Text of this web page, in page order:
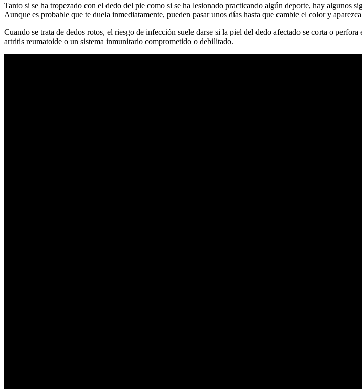
Tanto si se ha tropezado con el dedo del pie como si se ha lesionado practicando algún deporte, hay
Aunque es probable que te duela inmediatamente, pueden pasar unos días hasta que cambie el color y
Cuando se trata de dedos rotos, el riesgo de infección suele darse si la piel del dedo afectado se corta o
artritis reumatoide o un sistema inmunitario comprometido o debilitado.